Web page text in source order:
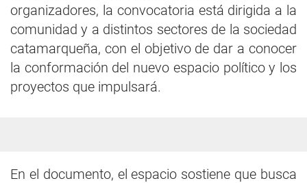
organizadores, la convocatoria está dirigida a la
comunidad y a distintos sectores de la sociedad
catamarqueña, con el objetivo de dar a conocer
la conformación del nuevo espacio político y los
proyectos que impulsará.
En el documento, el espacio sostiene que busca